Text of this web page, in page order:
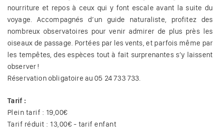
nourriture et repos à ceux qui y font escale avant la suite du
voyage. Accompagnés d’un guide naturaliste, profitez des
nombreux observatoires pour venir admirer de plus près les
oiseaux de passage. Portées par les vents, et parfois même par
les tempêtes, des espèces tout à fait surprenantes s’y laissent
observer !
Réservation obligatoire au 05 24 733 733.
Tarif :
Plein tarif : 19,00€
Tarif réduit : 13,00€ - tarif enfant